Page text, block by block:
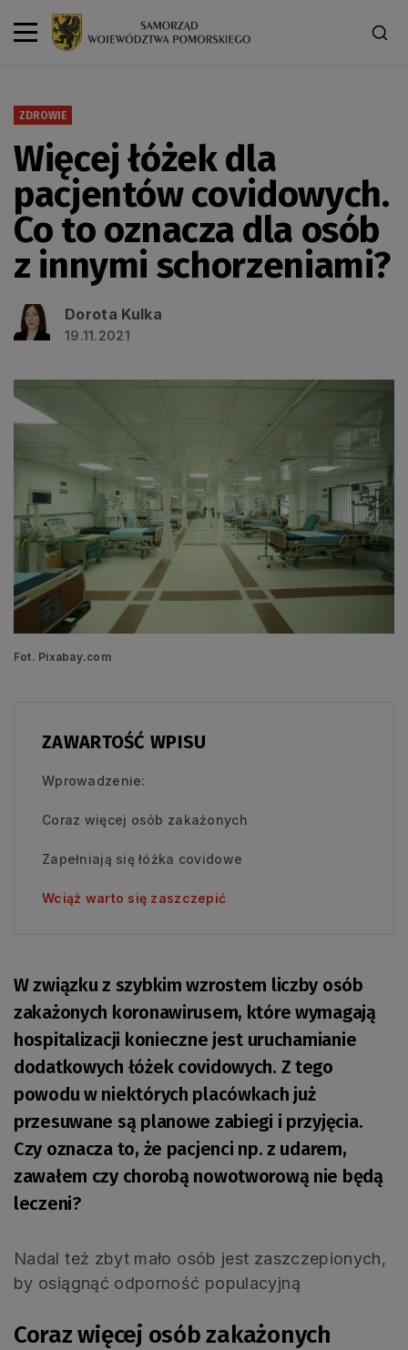
ZDROWIE
Więcej łóżek dla
pacjentów covidowych.
Co to oznacza dla osób
z innymi schorzeniami?
Dorota Kulka
19.11.2021
Fot. Pixabay.com
ZAWARTOŚĆ WPISU
Wprowadzenie:
Coraz więcej osób zakażonych
Zapełniają się łóżka covidowe
Wciąż warto się zaszczepić
W związku z szybkim wzrostem liczby osób
zakażonych koronawirusem, które wymagają
hospitalizacji konieczne jest uruchamianie
dodatkowych łóżek covidowych. Z tego
powodu w niektórych placówkach już
przesuwane są planowe zabiegi i przyjęcia.
Czy oznacza to, że pacjenci np. z udarem,
zawałem czy chorobą nowotworową nie będą
leczeni?
Nadal też zbyt mało osób jest zaszczepionych,
by osiągnąć odporność populacyjną
Coraz więcej osób zakażonych